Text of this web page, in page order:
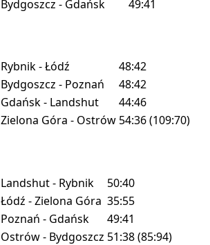
Bydgoszcz - Gdańsk 49:41
Rybnik - Łódź
48:42
Bydgoszcz - Poznań
48:42
Gdańsk - Landshut
44:46
Zielona Góra - Ostrów 54:36(109:70)
Landshut - Rybnik
50:40
Łódź - Zielona Góra 35:55
Poznań - Gdańsk
49:41
Ostrów - Bydgoszcz 51:38(85:94)